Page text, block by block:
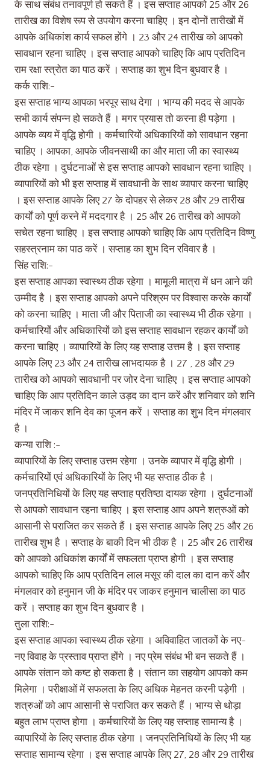
के साथ संबंध तनावपूर्ण हो सकते हैं । इस सप्ताह आपको 25 और 26
तारीख का विशेष रूप से उपयोग करना चाहिए । इन दोनों तारीखों में
आपके अधिकांश कार्य सफल होंगे । 23 और 24 तारीख को आपको
सावधान रहना चाहिए । इस सप्ताह आपको चाहिए कि आप प्रतिदिन
राम रक्षा स्त्रोत का पाठ करें । सप्ताह का शुभ दिन बुधवार है ।
कर्क राशि:-
इस सप्ताह भाग्य आपका भरपूर साथ देगा । भाग्य की मदद से आपके
सभी कार्य संपन्न हो सकते हैं । मगर प्रयास तो करना ही पड़ेगा ।
आपके व्यय में वृद्धि होगी । कर्मचारियों अधिकारियों को सावधान रहना
चाहिए । आपका, आपके जीवनसाथी का और माता जी का स्वास्थ्य
ठीक रहेगा । दुर्घटनाओं से इस सप्ताह आपको सावधान रहना चाहिए ।
व्यापारियों को भी इस सप्ताह में सावधानी के साथ व्यापार करना चाहिए
। इस सप्ताह आपके लिए 27 के दोपहर से लेकर 28 और 29 तारीख
कार्यों को पूर्ण करने में मददगार है । 25 और 26 तारीख को आपको
सचेत रहना चाहिए । इस सप्ताह आपको चाहिए कि आप प्रतिदिन विष्णु
सहस्त्रनाम का पाठ करें । सप्ताह का शुभ दिन रविवार है ।
सिंह राशि:-
इस सप्ताह आपका स्वास्थ्य ठीक रहेगा । मामूली मात्रा में धन आने की
उम्मीद है । इस सप्ताह आपको अपने परिश्रम पर विश्वास करके कार्यों
को करना चाहिए । माता जी और पिताजी का स्वास्थ्य भी ठीक रहेगा ।
कर्मचारियों और अधिकारियों को इस सप्ताह सावधान रहकर कार्यों को
करना चाहिए । व्यापारियों के लिए यह सप्ताह उत्तम है । इस सप्ताह
आपके लिए 23 और 24 तारीख लाभदायक है । 27 , 28 और 29
तारीख को आपको सावधानी पर जोर देना चाहिए । इस सप्ताह आपको
चाहिए कि आप प्रतिदिन काले उड़द का दान करें और शनिवार को शनि
मंदिर में जाकर शनि देव का पूजन करें । सप्ताह का शुभ दिन मंगलवार
है ।
कन्या राशि :-
व्यापारियों के लिए सप्ताह उत्तम रहेगा । उनके व्यापार में वृद्धि होगी ।
कर्मचारियों एवं अधिकारियों के लिए भी यह सप्ताह ठीक है ।
जनप्रतिनिधियों के लिए यह सप्ताह प्रतिष्ठा दायक रहेगा । दुर्घटनाओं
से आपको सावधान रहना चाहिए । इस सप्ताह आप अपने शत्रुओं को
आसानी से पराजित कर सकते हैं । इस सप्ताह आपके लिए 25 और 26
तारीख शुभ है । सप्ताह के बाकी दिन भी ठीक है । 25 और 26 तारीख
को आपको अधिकांश कार्यों में सफलता प्राप्त होगी । इस सप्ताह
आपको चाहिए कि आप प्रतिदिन लाल मसूर की दाल का दान करें और
मंगलवार को हनुमान जी के मंदिर पर जाकर हनुमान चालीसा का पाठ
करें । सप्ताह का शुभ दिन बुधवार है ।
तुला राशि:-
इस सप्ताह आपका स्वास्थ्य ठीक रहेगा । अविवाहित जातकों के नए-
नए विवाह के प्रस्ताव प्राप्त होंगे । नए प्रेम संबंध भी बन सकते हैं ।
आपके संतान को कष्ट हो सकता है । संतान का सहयोग आपको कम
मिलेगा । परीक्षाओं में सफलता के लिए अधिक मेहनत करनी पड़ेगी ।
शत्रुओं को आप आसानी से पराजित कर सकते हैं । भाग्य से थोड़ा
बहुत लाभ प्राप्त होगा । कर्मचारियों के लिए यह सप्ताह सामान्य है ।
व्यापारियों के लिए सप्ताह ठीक रहेगा । जनप्रतिनिधियों के लिए भी यह
सप्ताह सामान्य रहेगा । इस सप्ताह आपके लिए 27, 28 और 29 तारीख